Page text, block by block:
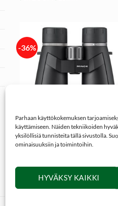
Parhaan käyttökokemuksen
käyttämiseen. Näiden tekniikoiden
yksilöllisiä tunnisteita tällä sivustolla.
ominaisuuksiin ja toimintoihin.
HYVÄKSY KAIKKI
-36%
+
ILMAINEN TOIMITUS
katselukiikari